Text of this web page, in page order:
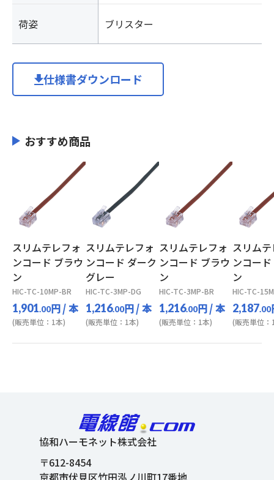
荷姿 ブリスター
仕様書ダウンロード
おすすめ商品
スリムテレフォ
ンコード ブラウ
ン
HIC-TC-10MP-BR
1,901.00円/ 本
(販売単位：1本)
スリムテレフォ
ンコード ダーク
グレー
HIC-TC-3MP-DG
1,216.00円/ 本
(販売単位：1本)
スリムテレフォ
ンコード ブラウ
ン
HIC-TC-3MP-BR
1,216.00円/ 本
(販売単位：1本)
スリム
ンコー
ン
HIC-TC-
2,187.00
(販売単位：
協和ハーモネット株式会社
〒612-8454
京都市伏見区竹田泓ノ川町17番地